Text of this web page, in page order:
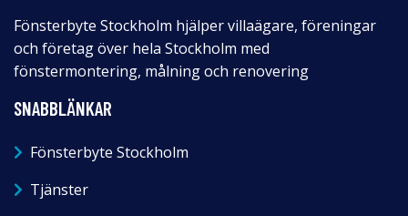
Fönsterbyte Stockholm hjälper villaägare, föreningar
och företag över hela Stockholm med
fönstermontering, målning och renovering
SNABBLÄNKAR
Fönsterbyte Stockholm
Tjänster